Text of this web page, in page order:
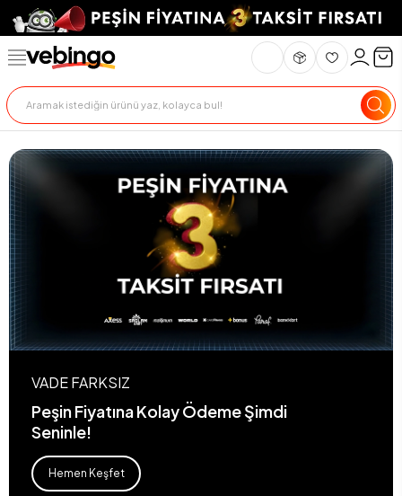
VADE FARKSIZ
Peşin Fiyatına Kolay Ödeme Şimdi
Seninle!
Hemen Keşfet